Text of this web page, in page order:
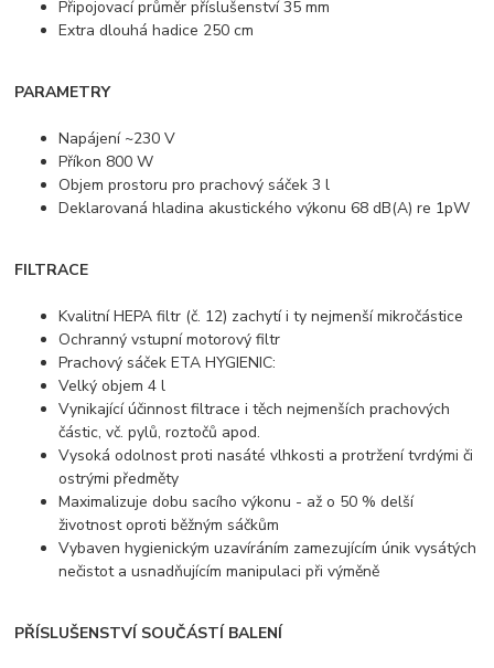
Připojovací průměr příslušenství 35 mm
Extra dlouhá hadice 250 cm
PARAMETRY
Napájení ~230 V
Příkon 800 W
Objem prostoru pro prachový sáček 3 l
Deklarovaná hladina akustického výkonu 68 dB(A) re 1pW
FILTRACE
Kvalitní HEPA filtr (č. 12) zachytí i ty nejmenší mikročástice
Ochranný vstupní motorový filtr
Prachový sáček ETA HYGIENIC:
Velký objem 4 l
Vynikající účinnost filtrace i těch nejmenších prachových
částic, vč. pylů, roztočů apod.
Vysoká odolnost proti nasáté vlhkosti a protržení tvrdými či
ostrými předměty
Maximalizuje dobu sacího výkonu - až o 50 % delší
životnost oproti běžným sáčkům
Vybaven hygienickým uzavíráním zamezujícím únik vysátých
nečistot a usnadňujícím manipulaci při výměně
PŘÍSLUŠENSTVÍ SOUČÁSTÍ BALENÍ